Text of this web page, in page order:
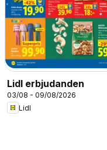
Lidl erbjudanden
03/08 - 09/08/2026
Lidl